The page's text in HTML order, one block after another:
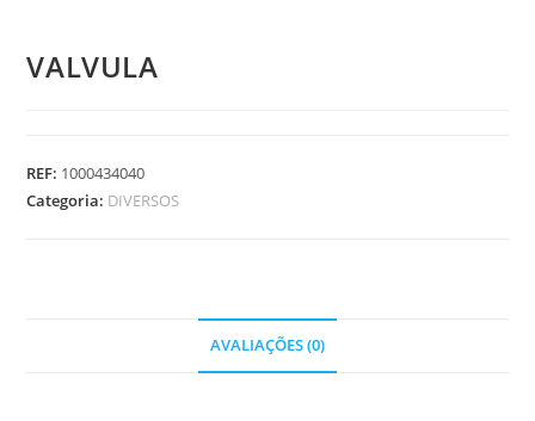
VALVULA
REF: 1000434040
Categoria: DIVERSOS
AVALIAÇÕES (0)